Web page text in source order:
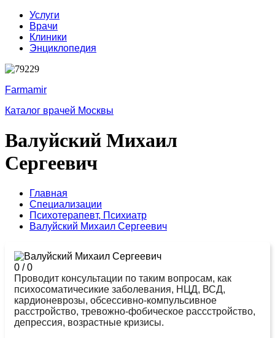
Услуги
Врачи
Клиники
Энциклопедия
Farmamir
Каталог врачей Москвы
Валуйский Михаил
Сергеевич
Главная
Специализации
Психотерапевт, Психиатр
Валуйский Михаил Сергеевич
0 /0
Проводит консультации по таким вопросам, как
психосоматичесикие заболевания, НЦД, ВСД,
кардионеврозы, обсессивно-компульсивное
расстройство, тревожно-фобическое рассстройство,
депрессия, возрастные кризисы.